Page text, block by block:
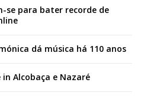
se para bater recorde de
dá música há 110 anos
Alcobaça e Nazaré